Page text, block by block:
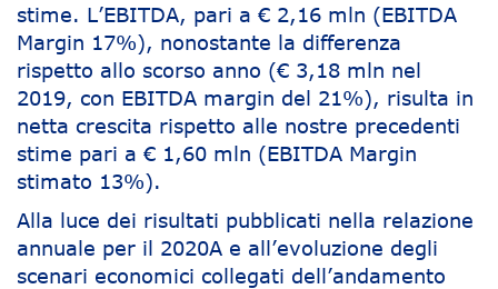
stime. L’EBITDA, pari a € 2,16 mln (EBITDA
Margin 17%), nonostante la differenza
rispetto allo scorso anno (€ 3,18 mln nel
2019, con EBITDA margin del 21%), risulta in
netta crescita rispetto alle nostre precedenti
stime pari a € 1,60 mln (EBITDA Margin
stimato 13%).
Alla luce dei risultati pubblicati nella relazione
annuale per il 2020A e all’evoluzione degli
scenari economici collegati dell’andamento